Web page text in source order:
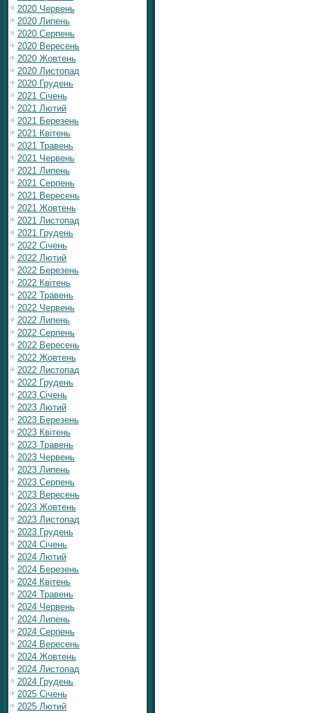
2020 Червень
2020 Липень
2020 Серпень
2020 Вересень
2020 Жовтень
2020 Листопад
2020 Грудень
2021 Січень
2021 Лютий
2021 Березень
2021 Квітень
2021 Травень
2021 Червень
2021 Липень
2021 Серпень
2021 Вересень
2021 Жовтень
2021 Листопад
2021 Грудень
2022 Січень
2022 Лютий
2022 Березень
2022 Квітень
2022 Травень
2022 Червень
2022 Липень
2022 Серпень
2022 Вересень
2022 Жовтень
2022 Листопад
2022 Грудень
2023 Січень
2023 Лютий
2023 Березень
2023 Квітень
2023 Травень
2023 Червень
2023 Липень
2023 Серпень
2023 Вересень
2023 Жовтень
2023 Листопад
2023 Грудень
2024 Січень
2024 Лютий
2024 Березень
2024 Квітень
2024 Травень
2024 Червень
2024 Липень
2024 Серпень
2024 Вересень
2024 Жовтень
2024 Листопад
2024 Грудень
2025 Січень
2025 Лютий